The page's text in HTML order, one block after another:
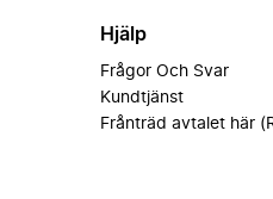
Hjälp
Frågor Och Svar
Kundtjänst
Frånträd avtalet här